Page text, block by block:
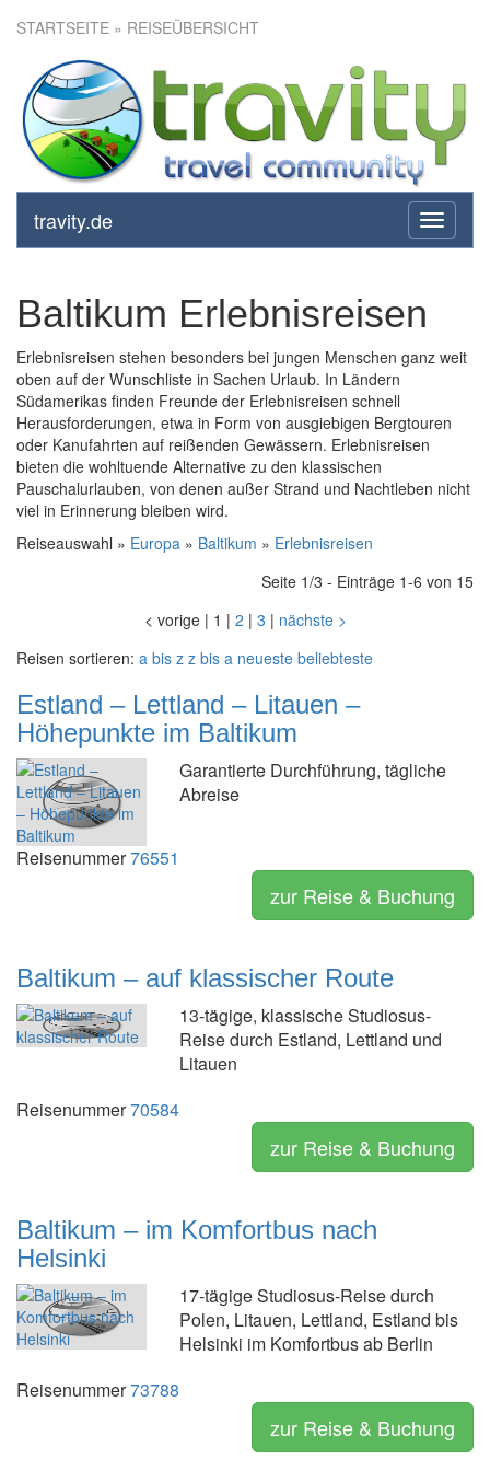
STARTSEITE » REISEÜBERSICHT
toggle
travity.de
Baltikum Erlebnisreisen
Erlebnisreisen stehen besonders bei jungen Menschen ganz weit
oben auf der Wunschliste in Sachen Urlaub. In Ländern
Südamerikas finden Freunde der Erlebnisreisen schnell
Herausforderungen, etwa in Form von ausgiebigen Bergtouren
oder Kanufahrten auf reißenden Gewässern. Erlebnisreisen
bieten die wohltuende Alternative zu den klassischen
Pauschalurlauben, von denen außer Strand und Nachtleben nicht
viel in Erinnerung bleiben wird.
Reiseauswahl » Europa » Baltikum » Erlebnisreisen
Seite 1/3 - Einträge 1-6 von 15
< vorige | 1 | 2 | 3 | nächste >
Reisen sortieren: a bis z z bis a neueste beliebteste
Estland – Lettland – Litauen –
Höhepunkte im Baltikum
Garantierte Durchführung, tägliche
Abreise
Reisenummer76551
zur Reise & Buchung
Baltikum – auf klassischer Route
13-tägige, klassische Studiosus-
Reise durch Estland, Lettland und
Litauen
Reisenummer70584
zur Reise & Buchung
Baltikum – im Komfortbus nach
Helsinki
17-tägige Studiosus-Reise durch
Polen, Litauen, Lettland, Estland bis
Helsinki im Komfortbus ab Berlin
Reisenummer73788
zur Reise & Buchung